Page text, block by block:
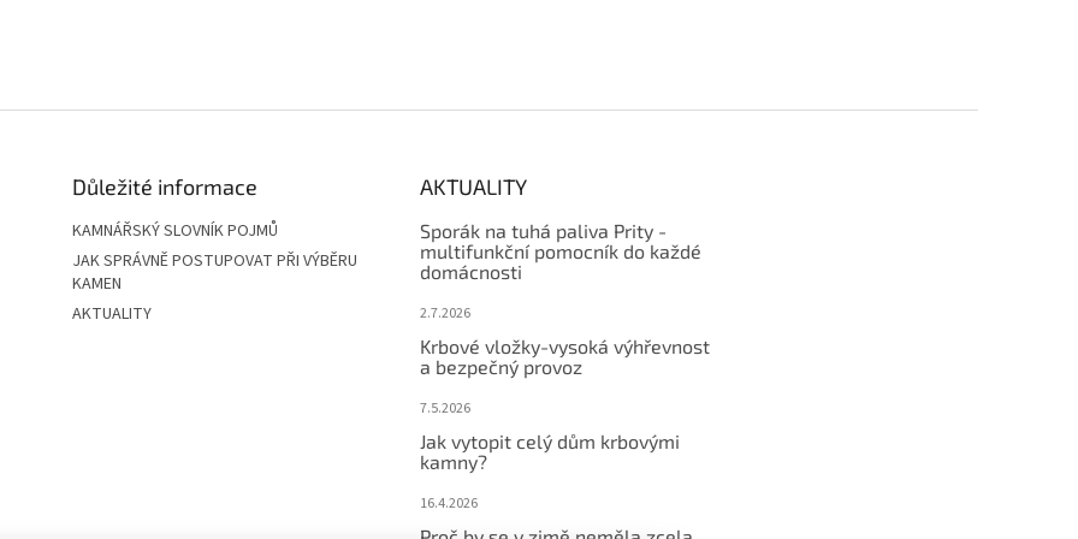
Důležité informace
KAMNÁŘSKÝ SLOVNÍK POJMŮ
JAK SPRÁVNĚ POSTUPOVAT PŘI VÝBĚRU
KAMEN
AKTUALITY
AKTUALITY
Sporák na tuhá paliva Prity -
multifunkční pomocník do každé
domácnosti
2.7.2026
Krbové vložky-vysoká výhřevnost
a bezpečný provoz
7.5.2026
Jak vytopit celý dům krbovými
kamny?
16.4.2026